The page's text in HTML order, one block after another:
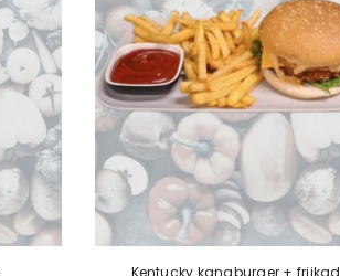
Kentucky kanaburger + friikad